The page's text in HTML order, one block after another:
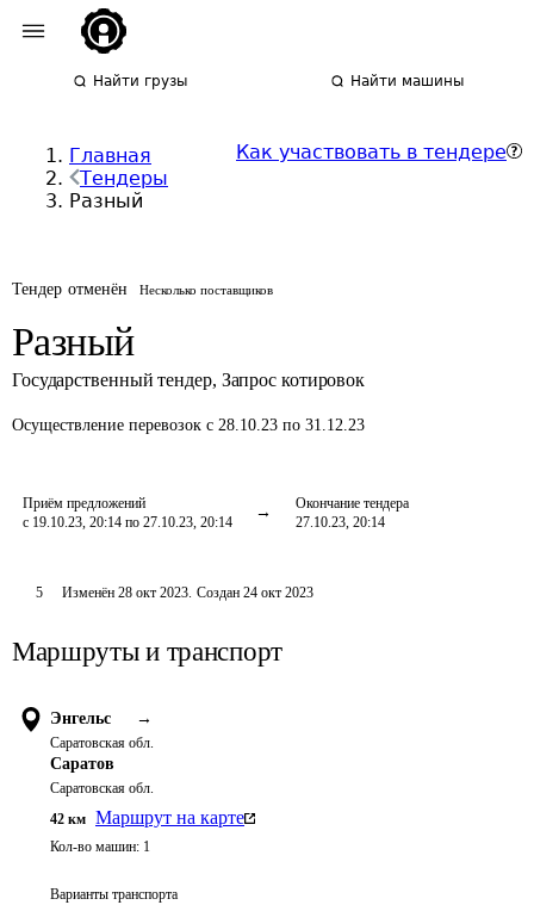
Найти грузы Найти машины
Главная
Тендеры
Разный
Как участвовать в тендере
Тендер отменён Несколько поставщиков
Разный
Государственный тендер, Запрос котировок
Осуществление перевозок с 28.10.23 по 31.12.23
Приём предложений
с 19.10.23, 20:14 по 27.10.23, 20:14
Окончание тендера
27.10.23, 20:14
5 Изменён 28 окт 2023. Создан 24 окт 2023
Маршруты и транспорт
Энгельс →
Саратовская обл.
Саратов
Саратовская обл.
42 км Маршрут на карте
Кол-во машин: 1
Варианты транспорта